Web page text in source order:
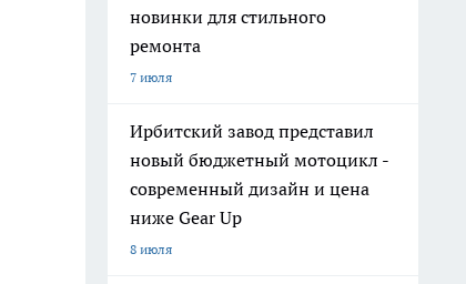
новинки для стильного
ремонта
7 июля
Ирбитский завод представил
новый бюджетный мотоцикл -
современный дизайн и цена
ниже Gear Up
8 июля